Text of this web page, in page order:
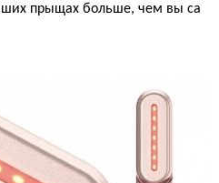
прыщах больше, чем вы са